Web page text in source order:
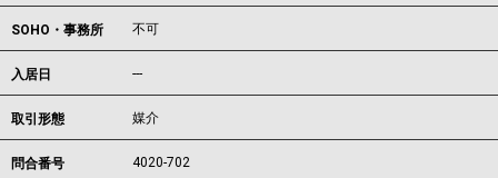
SOHO・事務所 不可
入居日 ---
取引形態 媒介
問合番号 4020-702